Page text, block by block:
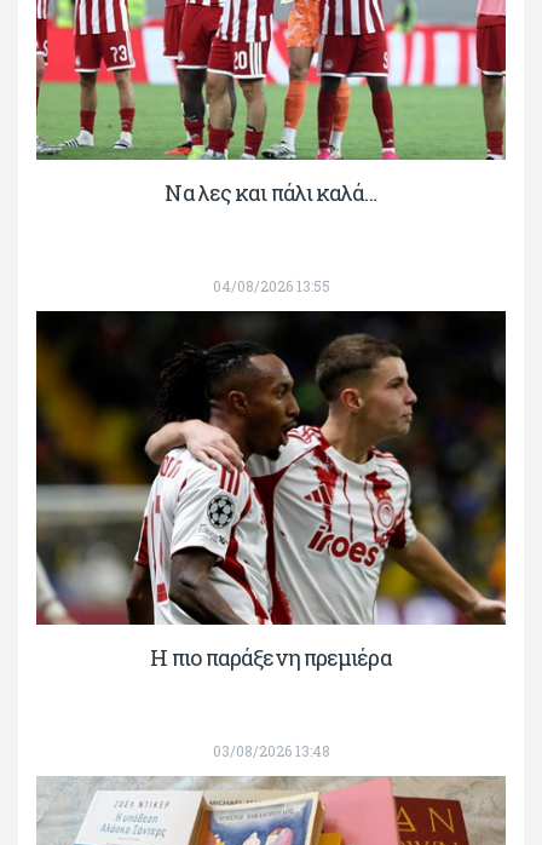
Να λες και πάλι καλά…
04/08/2026 13:55
H πιο παράξενη πρεμιέρα
03/08/2026 13:48